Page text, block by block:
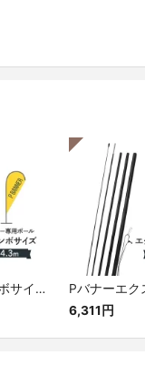
Pバナージャンボサイズ専用ポール
6,311円